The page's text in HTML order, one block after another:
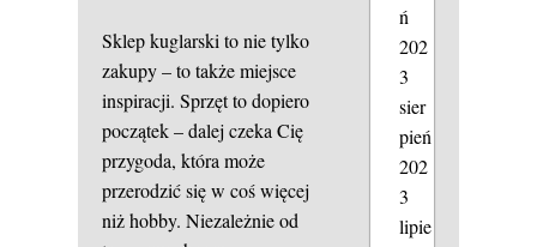
Sklep kuglarski to nie tylko
zakupy – to także miejsce
inspiracji. Sprzęt to dopiero
początek – dalej czeka Cię
przygoda, która może
przerodzić się w coś więcej
niż hobby. Niezależnie od
ń
202
3
sier
pień
202
3
lipie